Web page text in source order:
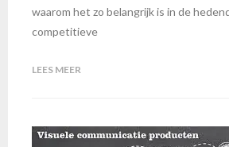
waarom het zo belangrijk is in de
competitieve
LEES MEER